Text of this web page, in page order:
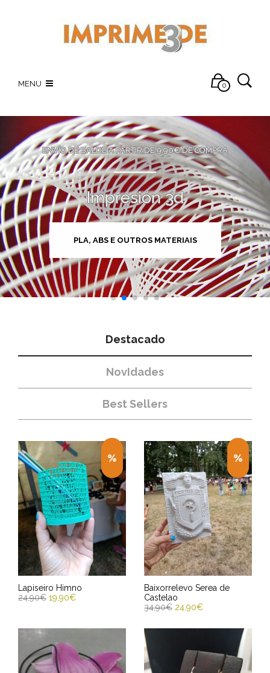
MENU 0
ENVÍO DE BALDE A PARTIR DE 9,90€ DE COMPRA
Impresión 3d
PLA, ABS E OUTROS MATERIAIS
Destacado
NovIdades
Best Sellers
Lapiseiro Himno
24,90€ 19,90€
Entrega Estimada entre
13/08/2026 - 15/08/2026
Baixorrelevo Serea de
Castelao
34,90€ 24,90€
Entrega Estimada entre
13/08/2026 - 15/08/2026